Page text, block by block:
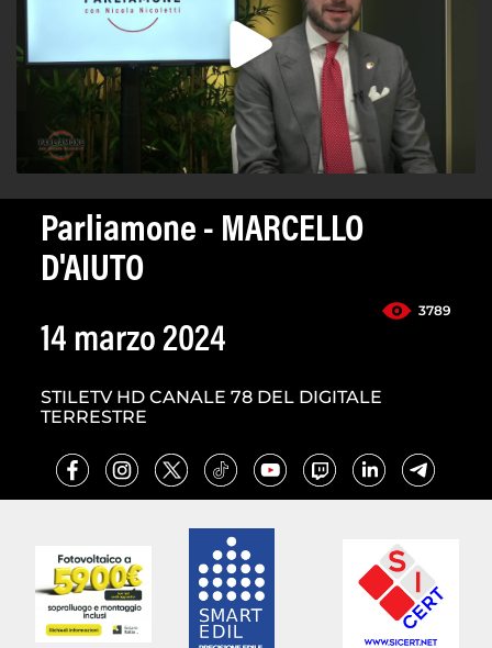
Parliamone - MARCELLO
D'AIUTO
3789
14 marzo 2024
STILETV HD CANALE 78 DEL DIGITALE
TERRESTRE